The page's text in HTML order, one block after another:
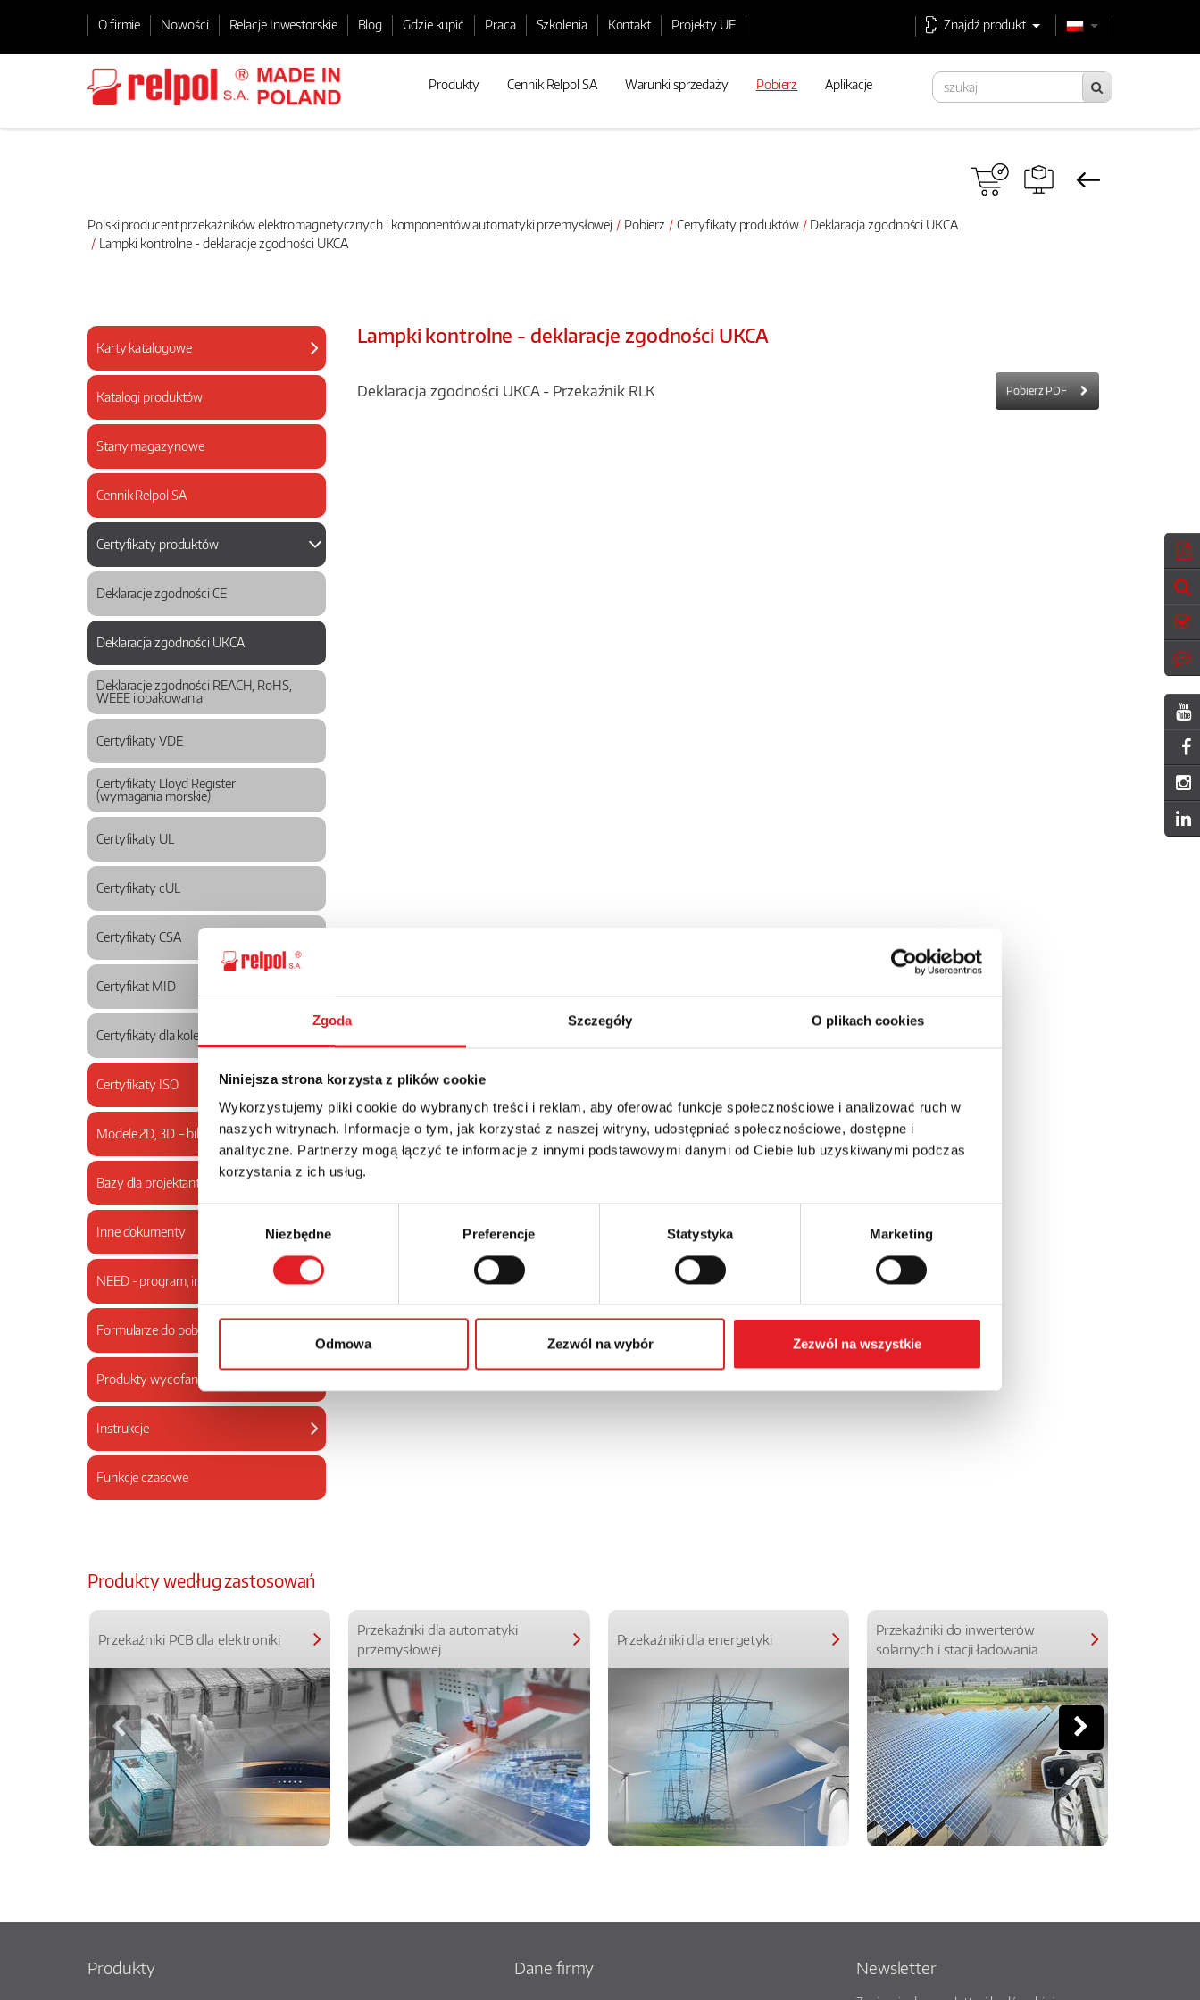
Zgoda Szczegóły O plikach cookies
Niniejsza strona korzysta z plików cookie
Wykorzystujemy pliki cookie do wybranych treści i reklam, aby oferować funkcje społecznościowe i analizować ruch w
naszych witrynach. Informacje o tym, jak korzystać z naszej witryny, udostępniać społecznościowe, dostępne i
analityczne. Partnerzy mogą łączyć te informacje z innymi podstawowymi danymi od Ciebie lub uzyskiwanymi podczas
korzystania z ich usług.
Wybór
Niezbędne Preferencje Statystyka Marketing
Odmowa Zezwól na wybór Zezwól na wszystkie
O firmie Nowości Relacje Inwestorskie Blog Gdzie kupić Praca Szkolenia Kontakt Projekty UE Znajdź produkt
Produkty Cennik Relpol SA Warunki sprzedaży Pobierz Aplikacje
Polski producent przekaźników elektromagnetycznych i komponentów automatyki przemysłowej Pobierz Certyfikaty produktów
Deklaracja zgodności UKCA
Lampki kontrolne - deklaracje zgodności UKCA
Karty katalogowe
Katalogi produktów
Stany magazynowe
Cennik Relpol SA
Certyfikaty produktów
Deklaracje zgodności CE
Deklaracja zgodności UKCA
Deklaracje zgodności REACH, RoHS,
WEEE i opakowania
Certyfikaty VDE
Certyfikaty Lloyd Register
(wymagania morskie)
Certyfikaty UL
Certyfikaty cUL
Certyfikaty CSA
Certyfikat MID
Certyfikaty dla kolejnictwa
Certyfikaty ISO
Modele 2D, 3D – biblioteka rysunków
Bazy dla projektantów
Inne dokumenty
NEED - program, instrukcja
Formularze do pobrania
Produkty wycofane
Instrukcje
Funkcje czasowe
Lampki kontrolne - deklaracje zgodności UKCA
Deklaracja zgodności UKCA - Przekaźnik RLK Pobierz PDF
Produkty według zastosowań
Przekaźniki PCB dla elektroniki
Przekaźniki dla automatyki
przemysłowej
Przekaźniki dla energetyki
Przekaźniki do inwerterów
solarnych i stacji ładowania
Produkty Dane firmy Newsletter